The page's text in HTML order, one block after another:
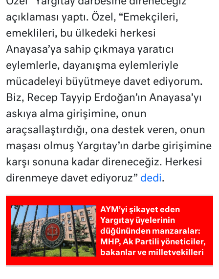
açıklaması yaptı. Özel, “Emekçileri,
emeklileri, bu ülkedeki herkesi
Anayasa’ya sahip çıkmaya yaratıcı
eylemlerle, dayanışma eylemleriyle
mücadeleyi büyütmeye davet ediyorum.
Biz, Recep Tayyip Erdoğan’ın Anayasa’yı
askıya alma girişimine, onun
araçsallaştırdığı, ona destek veren, onun
maşası olmuş Yargıtay’ın darbe girişimine
karşı sonuna kadar direneceğiz. Herkesi
direnmeye davet ediyoruz” dedi.
AYM’yi şikayet eden
Yargıtay üyelerinin
düğününden manzaralar:
MHP, Ak Partili yöneticiler,
bakanlar ve milletvekilleri